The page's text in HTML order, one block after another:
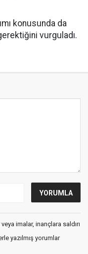
konusunda da
vurguladı.
imalar, inançlara saldırı
yazılmış yorumlar